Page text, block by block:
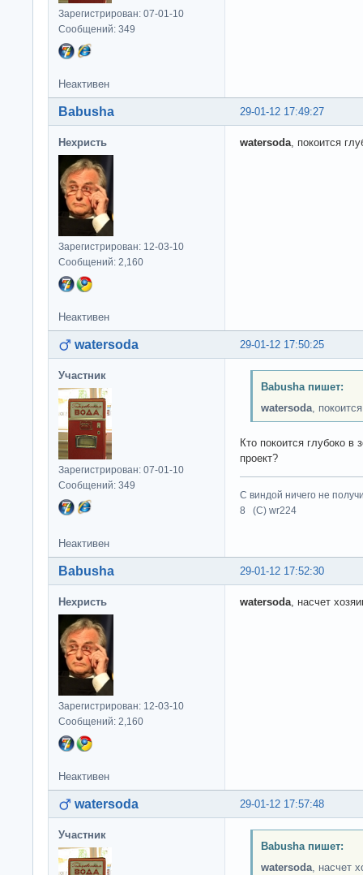
Зарегистрирован: 07-01-10
Сообщений: 349
Неактивен
29-01-12 17:49:27
Babusha
Нехристь
Зарегистрирован: 12-03-10
Сообщений: 2,160
watersoda, покоится
Неактивен
29-01-12 17:50:25
watersoda
Участник
Зарегистрирован: 07-01-10
Сообщений: 349
Babusha пишет:
watersoda,
Кто покоится глубоко
проект?
С виндой ничего не
8 (C) wr224
Неактивен
29-01-12 17:52:30
Babusha
Нехристь
Зарегистрирован: 12-03-10
Сообщений: 2,160
watersoda, насчет
Неактивен
29-01-12 17:57:48
watersoda
Участник
Babusha пишет:
watersoda, насчет